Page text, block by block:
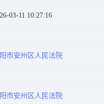
(二次)
03-11 10:27:16
市安州区人民法院
市安州区人民法院